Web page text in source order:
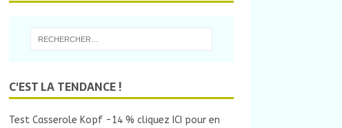
C'EST LA TENDANCE !
Test Casserole Kopf -14 % cliquez ICI pour en